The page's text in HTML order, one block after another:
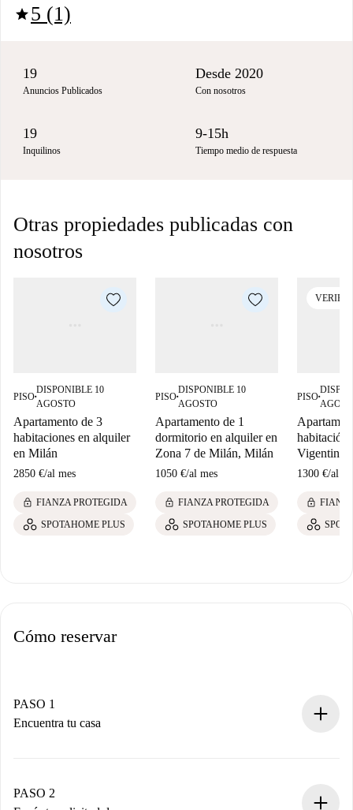
star5 (1)
19
Anuncios Publicados
Desde 2020
Con nosotros
19
Inquilinos
9-15h
Tiempo medio de respuesta
Otras propiedades publicadas con
nosotros
PISO■
DISPONIBLE 10
AGOSTO
Apartamento de 3
habitaciones en alquiler
en Milán
2850 €/al mes
lock FIANZA PROTEGIDA
SPOTAHOME PLUS
PISO■
DISPONIBLE 10
AGOSTO
Apartamento de 1
dormitorio en alquiler en
Zona 7 de Milán, Milán
1050 €/al mes
lock FIANZA PROTEGIDA
SPOTAHOME PLUS
PISO■
habitación
Vigentino,
1300 €/al
lock
Cómo reservar
PASO 1
Encuentra tu casa
Tienes toda la información necesaria por adelantado.
PASO 2